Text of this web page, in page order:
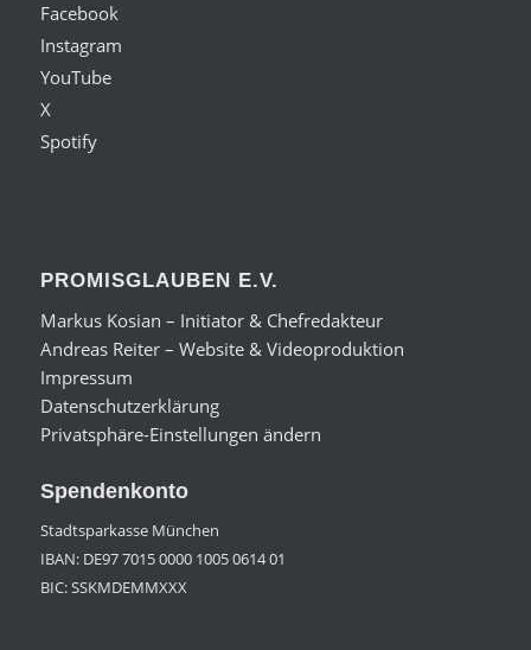
Facebook
Instagram
YouTube
X
Spotify
PROMISGLAUBEN E.V.
Markus Kosian – Initiator & Chefredakteur
Andreas Reiter – Website & Videoproduktion
Impressum
Datenschutzerklärung
Privatsphäre-Einstellungen ändern
Spendenkonto
Stadtsparkasse München
IBAN: DE97 7015 0000 1005 0614 01
BIC: SSKMDEMMXXX